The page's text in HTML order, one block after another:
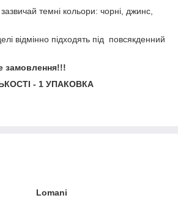
зазвичай темні кольори: чорні, джинс,
відмінно підходять під повсякденний
замовлення!!!
- 1 УПАКОВКА
Lomani